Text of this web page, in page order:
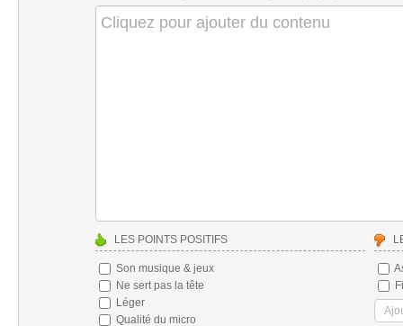
LES POINTS POSITIFS
Son musique & jeux
Ne sert pas la tête
Léger
Qualité du micro